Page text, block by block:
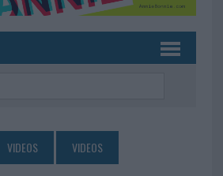
VIDEOS VIDEOS